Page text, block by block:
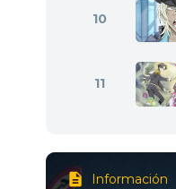
10
11
Información